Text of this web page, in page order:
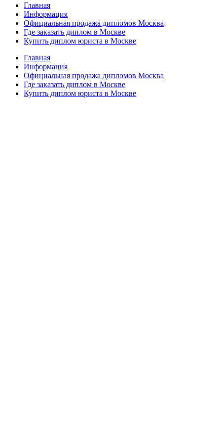
Главная
Информация
Официальная продажа дипломов Москва
Где заказать диплом в Москве
Купить диплом юриста в Москве
Главная
Информация
Официальная продажа дипломов Москва
Где заказать диплом в Москве
Купить диплом юриста в Москве